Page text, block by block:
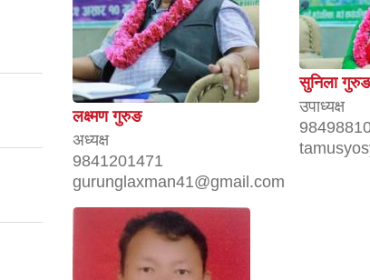
लक्ष्मण गुरुङ
अध्यक्ष
9841201471
gurunglaxman41@gmail.com
सुनिला गुरुङ
उपाध्यक्ष